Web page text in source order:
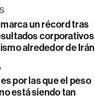
un récord tras
corporativos
alrededor de Irán
por las que el peso
está siendo tan